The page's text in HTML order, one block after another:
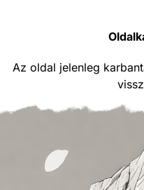
Az oldal jelenleg